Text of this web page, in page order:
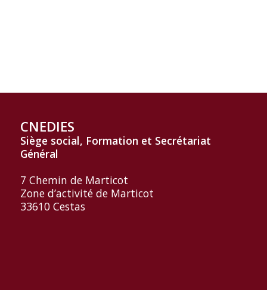
CNEDIES
Siège social, Formation et Secrétariat
Général
7 Chemin de Marticot
Zone d’activité de Marticot
33610 Cestas